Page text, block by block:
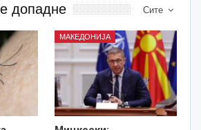
Сите
допадне
МАКЕДОНИЈА